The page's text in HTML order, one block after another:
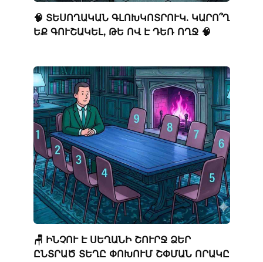
🧠 ՏԵՍՈՂԱԿԱՆ ԳԼՈԽԿՈՏՐՈՒԿ. ԿԱՐՈ՞Ղ
ԵՔ ԳՈՒՇԱԿԵԼ, ԹԵ ՈՎ Է ԴԵՌ ՈՂՋ 🧠
🪑 ԻՆՉՈՒ Է ՍԵՂԱՆԻ ՇՈՒՐՋ ՁԵՐ
ԸՆՏՐԱԾ ՏԵՂԸ ՓՈԽՈՒՄ ՇՓՄԱՆ ՈՐԱԿԸ